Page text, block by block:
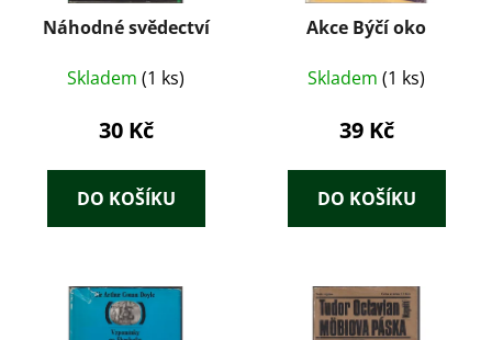
Náhodné svědectví
Skladem (1 ks)
30 Kč
DO KOŠÍKU
Akce Býčí oko
Skladem (1 ks)
39 Kč
DO KOŠÍKU